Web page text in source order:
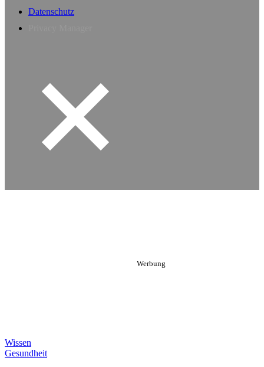
Datenschutz
Wissen
Gesundheit